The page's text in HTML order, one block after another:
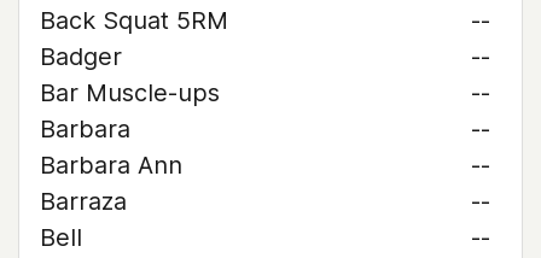
Back Squat 5RM
--
Badger
--
Bar Muscle-ups
--
Barbara
--
Barbara Ann
--
Barraza
--
Bell
--